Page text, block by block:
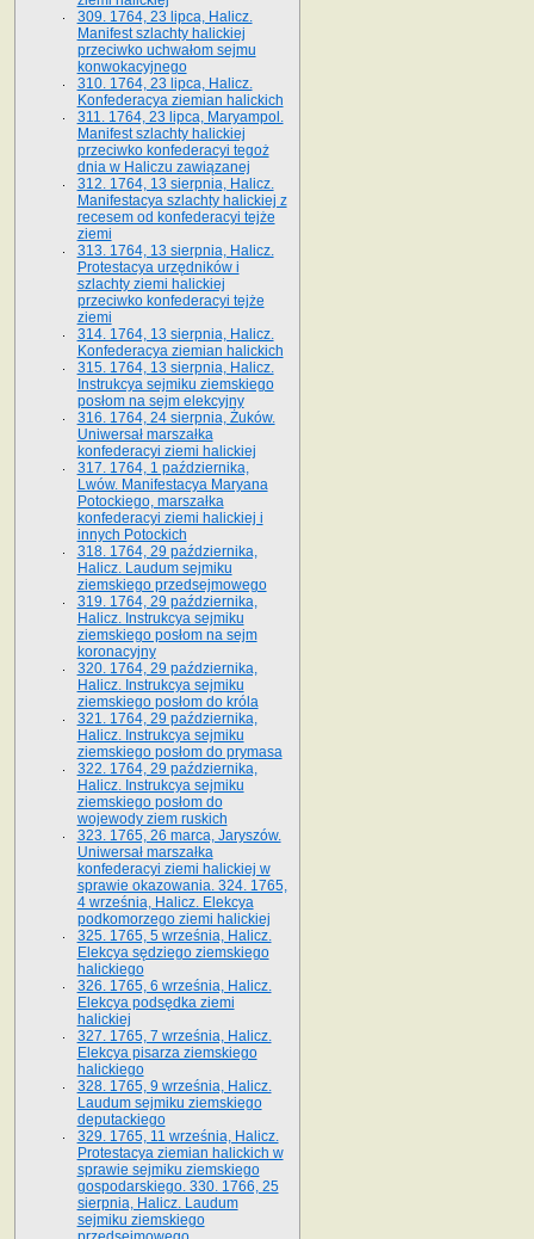
309. 1764, 23 lipca, Halicz.
Manifest szlachty halickiej
przeciwko uchwałom sejmu
konwokacyjnego
310. 1764, 23 lipca, Halicz.
Konfederacya ziemian halickich
311. 1764, 23 lipca, Maryampol.
Manifest szlachty halickiej
przeciwko konfederacyi tegoż
dnia w Haliczu zawiązanej
312. 1764, 13 sierpnia, Halicz.
Manifestacya szlachty halickiej z
recesem od konfederacyi tejże
ziemi
313. 1764, 13 sierpnia, Halicz.
Protestacya urzędników i
szlachty ziemi halickiej
przeciwko konfederacyi tejże
ziemi
314. 1764, 13 sierpnia, Halicz.
Konfederacya ziemian halickich
315. 1764, 13 sierpnia, Halicz.
Instrukcya sejmiku ziemskiego
posłom na sejm elekcyjny
316. 1764, 24 sierpnia, Żuków.
Uniwersał marszałka
konfederacyi ziemi halickiej
317. 1764, 1 października,
Lwów. Manifestacya Maryana
Potockiego, marszałka
konfederacyi ziemi halickiej i
innych Potockich
318. 1764, 29 października,
Halicz. Laudum sejmiku
ziemskiego przedsejmowego
319. 1764, 29 października,
Halicz. Instrukcya sejmiku
ziemskiego posłom na sejm
koronacyjny
320. 1764, 29 października,
Halicz. Instrukcya sejmiku
ziemskiego posłom do króla
321. 1764, 29 października,
Halicz. Instrukcya sejmiku
ziemskiego posłom do prymasa
322. 1764, 29 października,
Halicz. Instrukcya sejmiku
ziemskiego posłom do
wojewody ziem ruskich
323. 1765, 26 marca, Jaryszów.
Uniwersał marszałka
konfederacyi ziemi halickiej w
sprawie okazowania. 324. 1765,
4 września, Halicz. Elekcya
podkomorzego ziemi halickiej
325. 1765, 5 września, Halicz.
Elekcya sędziego ziemskiego
halickiego
326. 1765, 6 września, Halicz.
Elekcya podsędka ziemi
halickiej
327. 1765, 7 września, Halicz.
Elekcya pisarza ziemskiego
halickiego
328. 1765, 9 września, Halicz.
Laudum sejmiku ziemskiego
deputackiego
329. 1765, 11 września, Halicz.
Protestacya ziemian halickich w
sprawie sejmiku ziemskiego
gospodarskiego. 330. 1766, 25
sierpnia, Halicz. Laudum
sejmiku ziemskiego